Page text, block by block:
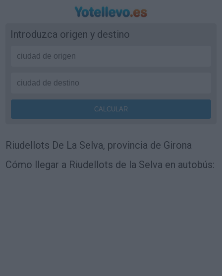
Introduzca origen y destino
Riudellots De La Selva, provincia de Girona
Cómo llegar a Riudellots de la Selva en autobús: